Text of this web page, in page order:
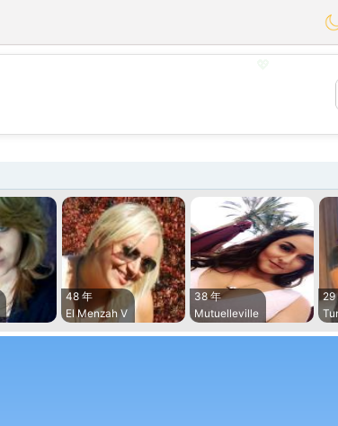
💕
48 年
El Menzah V
38 年
Mutuelleville
29